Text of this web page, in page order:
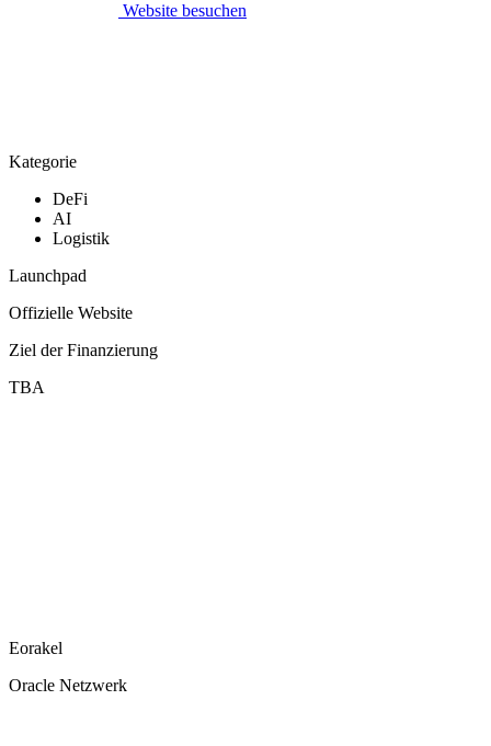
Website besuchen
Kategorie
DeFi
AI
Logistik
Launchpad
Offizielle Website
Ziel der Finanzierung
TBA
Eorakel
Oracle Netzwerk